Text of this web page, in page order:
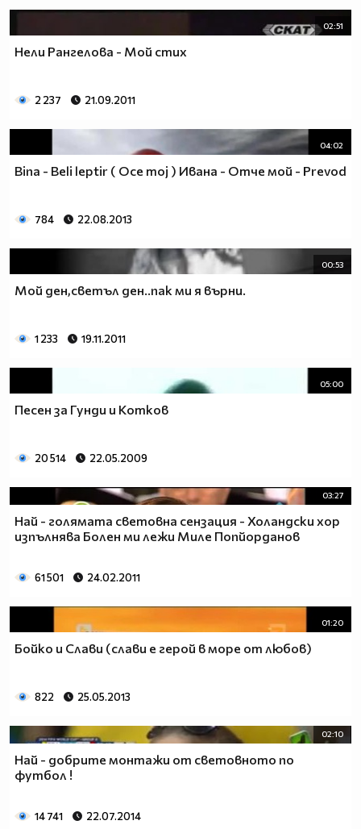
02:51
Нели Рангелова - Мой стих
2 237 21.09.2011
04:02
Bina - Beli leptir ( Oce moj ) Ивана - Отче мой - Prevod
784 22.08.2013
00:53
Мой ден,светъл ден..пак ми я върни.
1 233 19.11.2011
05:00
Песен за Гунди и Котков
20 514 22.05.2009
03:27
Най - голямата световна сензация - Холандски хор
изпълнява Болен ми лежи Миле Попйорданов
61 501 24.02.2011
01:20
Бойко и Cлави (cлави е герой в море от любов)
822 25.05.2013
02:10
Най - добрите монтажи от световното по
футбол !
14 741 22.07.2014